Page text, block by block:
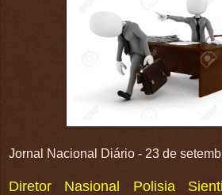
Jornal Nacional Diário - 23 de
Diretor Nasional Polisia